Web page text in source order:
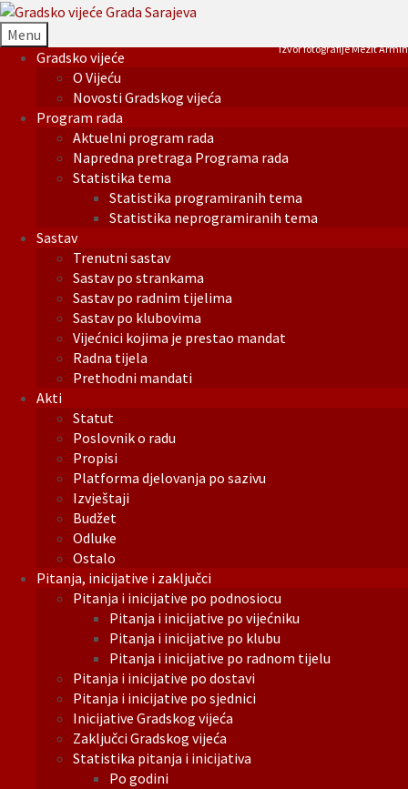
Menu
Gradsko vijeće
O Vijeću
Novosti Gradskog vijeća
Program rada
Aktuelni program rada
Napredna pretraga Programa rada
Statistika tema
Statistika programiranih tema
Statistika neprogramiranih tema
Sastav
Trenutni sastav
Sastav po strankama
Sastav po radnim tijelima
Sastav po klubovima
Vijećnici kojima je prestao mandat
Radna tijela
Prethodni mandati
Akti
Statut
Poslovnik o radu
Propisi
Platforma djelovanja po sazivu
Izvještaji
Budžet
Odluke
Ostalo
Pitanja, inicijative i zaključci
Pitanja i inicijative po podnosiocu
Pitanja i inicijative po vijećniku
Pitanja i inicijative po klubu
Pitanja i inicijative po radnom tijelu
Pitanja i inicijative po dostavi
Pitanja i inicijative po sjednici
Inicijative Gradskog vijeća
Zaključci Gradskog vijeća
Statistika pitanja i inicijativa
Po godini
Izvor fotografije Mezit Armin